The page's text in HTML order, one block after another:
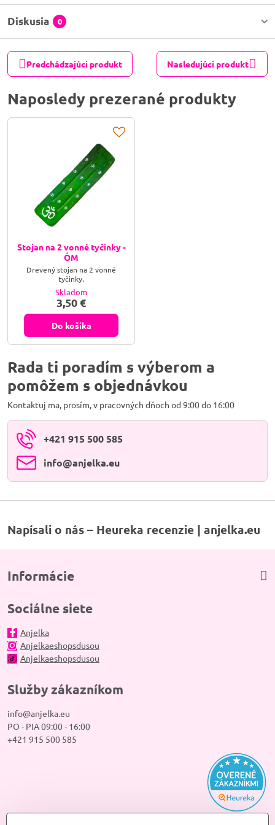
Diskusia 0
Predchádzajúci produkt Nasledujúci produkt
Naposledy prezerané produkty
Stojan na 2 vonné tyčinky -
ÓM
Drevený stojan na 2 vonné
tyčinky.
Skladom
3,50 €
Do košíka
Rada ti poradím s výberom a
pomôžem s objednávkou
Kontaktuj ma, prosím, v pracovných dňoch od 9:00 do 16:00
+421 915 500 585
info​@anjelka​.eu
Napísali o nás – Heureka recenzie | anjelka.eu
Informácie
Sociálne siete
Anjelka
Anjelkaeshopsdusou
Anjelkaeshopsdusou
Služby zákazníkom
info@anjelka.eu
PO - PIA 09:00 - 16:00
+421 915 500 585